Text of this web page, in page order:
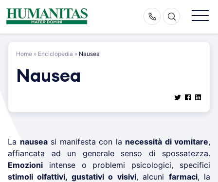
Skip
to
Home » Enciclopedia » Nausea
Nausea
La nauseasi manifesta con la necessità di vomitare,
affiancata ad un generale senso di spossatezza.
Emozioni intense o problemi psicologici, specifici
stimoli olfattivi, gustativi o visivi, alcuni farmaci, la